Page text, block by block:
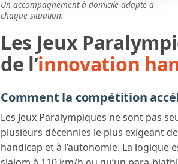
Un accompagnement à domicile adapté à
chaque situation.
Les Jeux
de l’innovation
Comment la compétition
Les Jeux Paralympiques ne sont pas
plusieurs décennies le plus exigeant
handicap et à l’autonomie. La logique